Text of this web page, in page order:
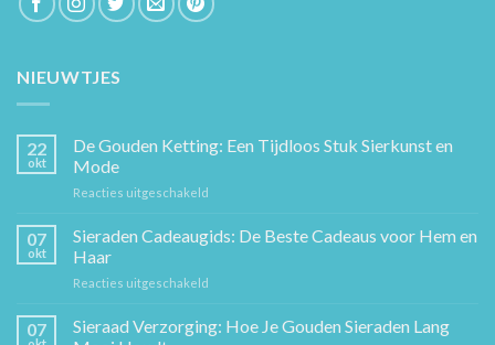
NIEUWTJES
22
okt
De Gouden Ketting: Een Tijdloos Stuk Sierkunst en
Mode
Reacties uitgeschakeld
Gouden
Ketting:
Sierkunst
en
07
okt
Sieraden Cadeaugids: De Beste Cadeaus voor Hem en
Haar
Reacties uitgeschakeld
Cadeaugids:
De
07
Sieraad Verzorging: Hoe Je Gouden Sieraden Lang